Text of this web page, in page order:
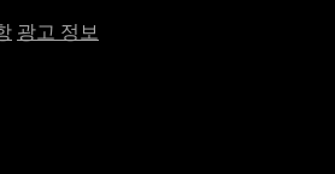
광고 정보